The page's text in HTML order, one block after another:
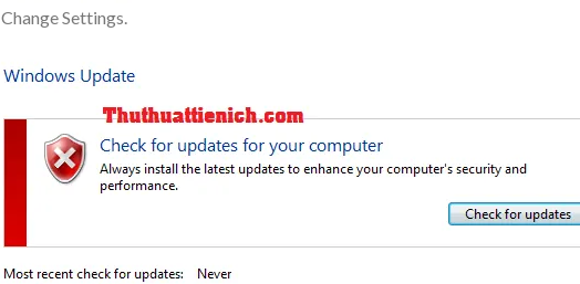
Change Settings